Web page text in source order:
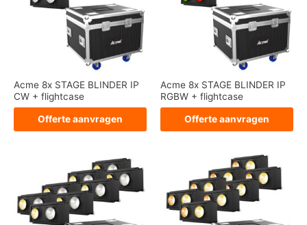
Acme 8x STAGE BLINDER IP
CW + flightcase
Offerte aanvragen
Acme 8x STAGE BLINDER IP
RGBW + flightcase
Offerte aanvragen